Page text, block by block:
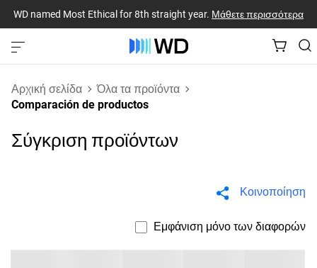
WD named Most Ethical for 8th straight year. Μάθετε περισσότερα
Αρχική σελίδα
Όλα τα προϊόντα
Comparación de productos
Σύγκριση προϊόντων
Κοινοποίηση
Εμφάνιση μόνο των διαφορών